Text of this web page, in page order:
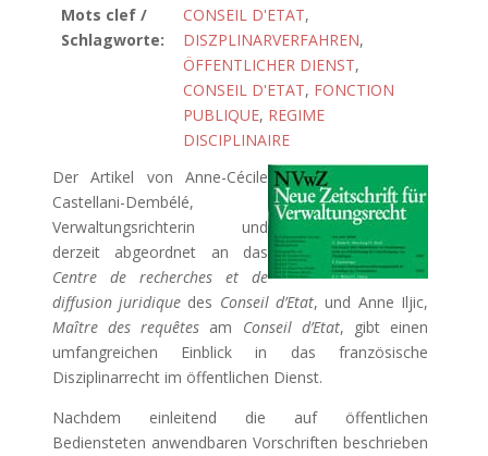
Mots clef /
Schlagworte:
CONSEIL D'ETAT,
DISZPLINARVERFAHREN,
ÖFFENTLICHER DIENST,
CONSEIL D'ETAT, FONCTION
PUBLIQUE, REGIME
DISCIPLINAIRE
Der Artikel von Anne-Cécile
Castellani-Dembélé,
Verwaltungsrichterin und
derzeit abgeordnet an das
Centre de recherches et de
diffusion juridique des Conseil d’Etat, und Anne Iljic,
Maître des requêtes am Conseil d’Etat, gibt einen
umfangreichen Einblick in das französische
Disziplinarrecht im öffentlichen Dienst.
Nachdem einleitend die auf öffentlichen
Bediensteten anwendbaren Vorschriften beschrieben